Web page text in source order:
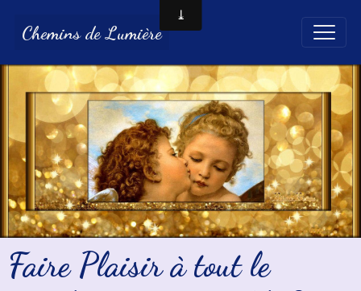
Chemins de Lumière
Faire Plaisir à tout le